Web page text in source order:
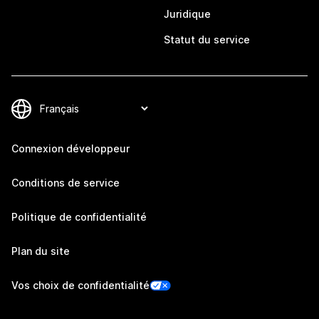
Juridique
Statut du service
Connexion développeur
Conditions de service
Politique de confidentialité
Plan du site
Vos choix de confidentialité